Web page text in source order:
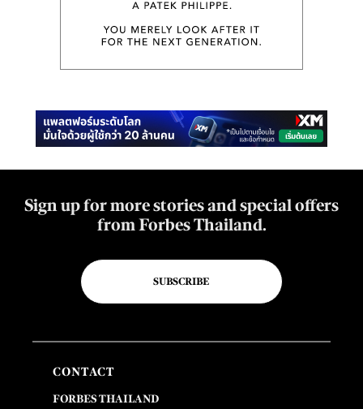
Sign up for more stories and special offers
from Forbes Thailand.
SUBSCRIBE
CONTACT
FORBES THAILAND